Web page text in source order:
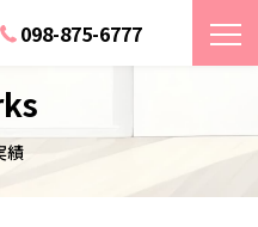
098-875-6777
績